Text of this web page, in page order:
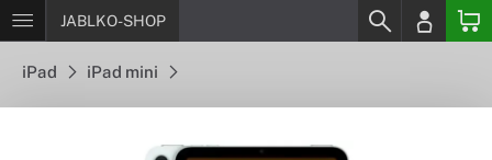
JABLKO-SHOP
iPad iPad mini